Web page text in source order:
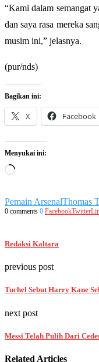
“Kami dalam semangat
dan saya rasa mereka
musim ini,” jelasnya.
(pur/nds)
Bagikan ini:
X Facebook
Menyukai ini:
Memuat...
Pemain ArsenalThomas
0 comments 0 FacebookTwitter
Redaksi Kaltara
previous post
Tuchel Sebut Harry Kane
next post
Messi Telah Pulih Dari
Related Articles